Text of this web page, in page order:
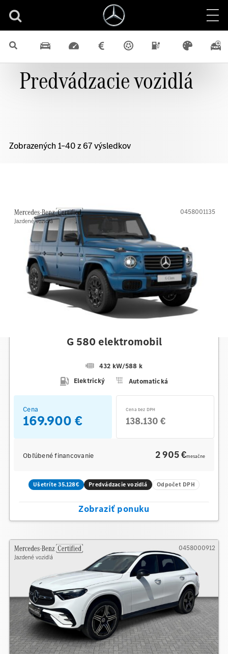
Predvádzacie vozidlá
Zobrazených 1–40 z 67 výsledkov
G 580 elektromobil
432 kW/588 k
Elektrický
Automatická
0458001135
Cena
169.900 €
Cena bez DPH
138.130 €
Obľúbené financovanie 2 905 €mesačne
Ušetríte 35.128€ Predvádzacie vozidlá Odpočet DPH
Zobraziť ponuku
0458000912